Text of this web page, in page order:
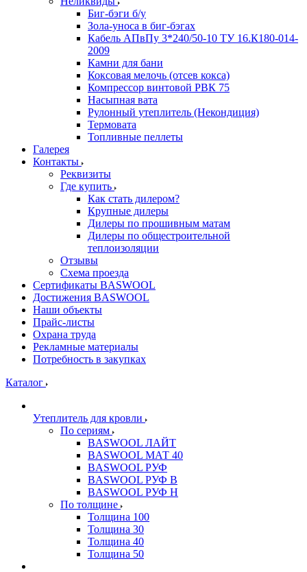
Биг-бэги б/у
Зола-уноса в биг-бэгах
Кабель АПвПу 3*240/50-10 ТУ 16.К180-014-
2009
Камни для бани
Коксовая мелочь (отсев кокса)
Компрессор винтовой РВК 75
Насыпная вата
Рулонный утеплитель (Некондиция)
Термовата
Топливные пеллеты
Галерея
Контакты
Реквизиты
Где купить
Как стать дилером?
Крупные дилеры
Дилеры по прошивным матам
Дилеры по общестроительной
теплоизоляции
Отзывы
Схема проезда
Сертификаты BASWOOL
Достижения BASWOOL
Наши объекты
Прайс-листы
Охрана труда
Рекламные материалы
Потребность в закупках
Каталог
Утеплитель для кровли
По сериям
BASWOOL ЛАЙТ
BASWOOL МАТ 40
BASWOOL РУФ
BASWOOL РУФ В
BASWOOL РУФ Н
По толщине
Толщина 100
Толщина 30
Толщина 40
Толщина 50